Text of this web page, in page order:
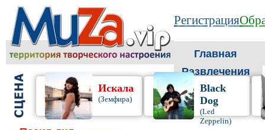
Регистрация
Главная
Развлечения
Искала
(Земфира)
Black
Dog
(Led
Zeppelin)